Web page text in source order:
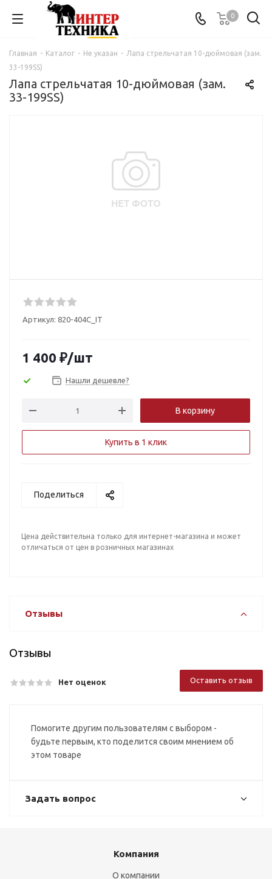
0
Главная - Каталог - Не указан - Лапа стрельчатая 10-дюймовая (зам.
33-199SS)
Лапа стрельчатая 10-дюймовая (зам.
33-199SS)
Артикул: 820-404C_IT
1 400 ₽/шт
Нашли дешевле?
В корзину
Купить в 1 клик
Поделиться
Цена действительна только для интернет-магазина и может
отличаться от цен в розничных магазинах
Отзывы
Отзывы
Нет оценок Оставить отзыв
Помогите другим пользователям с выбором -
будьте первым, кто поделится своим мнением об
этом товаре
Задать вопрос
Компания
О компании